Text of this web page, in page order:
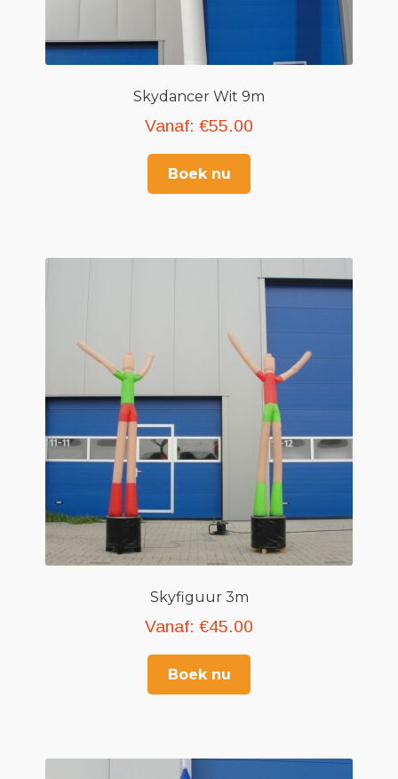
Skydancer Wit 9m
Vanaf: €55.00
Boek nu
Skyfiguur 3m
Vanaf: €45.00
Boek nu